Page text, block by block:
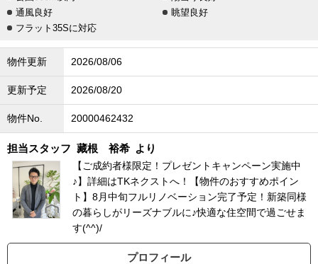
通風良好
眺望良好
フラット35Sに対応
物件更新 2026/08/06
更新予定 2026/08/20
物件No. 20000462432
担当スタッフ 藏根 裕希 より
【ご成約者様限定！プレゼントキャンペーン実施中
♪】詳細はTKネクストへ！【物件のおすすめポイン
ト】8月中旬フルリノベーション完了予定！新築同様
の暮らしがリーズナブルに♪快適な住空間で過ごせま
す(^^)/
プロフィール